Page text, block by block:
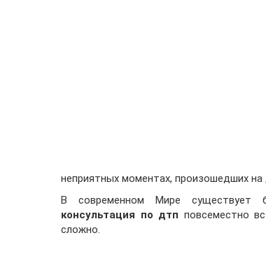
неприятных моментах, произошедших
В современном Мире существует
консультация по дтп повсеместно
сложно.